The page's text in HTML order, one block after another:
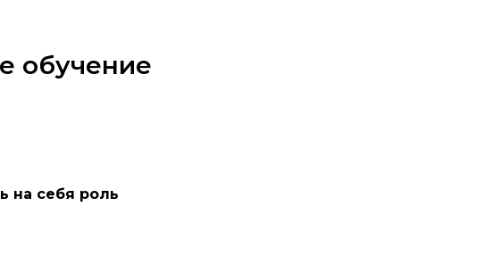
обучение
на себя роль